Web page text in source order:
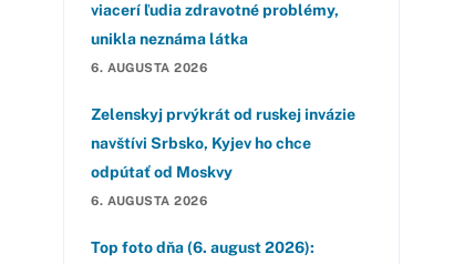
viacerí ľudia zdravotné problémy,
unikla neznáma látka
6. AUGUSTA 2026
Zelenskyj prvýkrát od ruskej invázie
navštívi Srbsko, Kyjev ho chce
odpútať od Moskvy
6. AUGUSTA 2026
Top foto dňa (6. august 2026):